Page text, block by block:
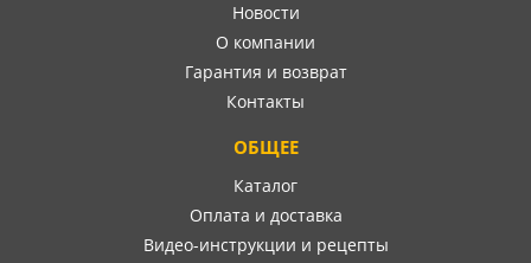
Новости
О компании
Гарантия и возврат
Контакты
ОБЩЕЕ
Каталог
Оплата и доставка
Видео-инструкции и рецепты